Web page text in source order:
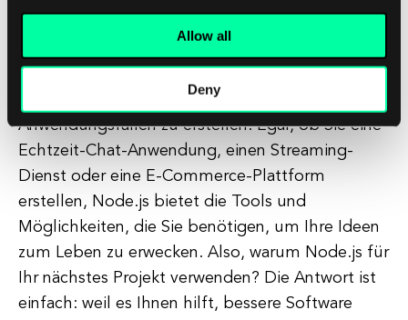
Allow all
Deny
schnelle, skalierbare und funktionsreiche
Anwendungen für eine Vielzahl von
Anwendungsfällen zu erstellen. Egal, ob Sie eine
Echtzeit-Chat-Anwendung, einen Streaming-
Dienst oder eine E-Commerce-Plattform
erstellen, Node.js bietet die Tools und
Möglichkeiten, die Sie benötigen, um Ihre Ideen
zum Leben zu erwecken. Also, warum Node.js für
Ihr nächstes Projekt verwenden? Die Antwort ist
einfach: weil es Ihnen hilft, bessere Software